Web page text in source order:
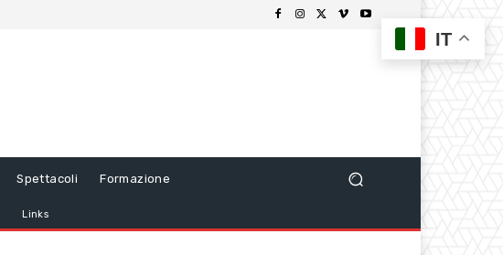
Spettacoli Formazione
Links
IT